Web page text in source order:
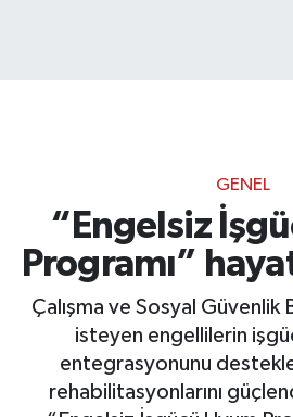
GENEL
“Engelsiz
Programı”
Çalışma ve Sosyal Güvenlik
isteyen engellilerin
entegrasyonunu
rehabilitasyonlarını